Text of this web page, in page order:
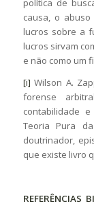
política de
causa, o
lucros sobre a
lucros sirvam
e não como um
[i] Wilson A.
forense
contabilidade
Teoria Pura
doutrinador,
que existe livro
REFERÊNCIAS